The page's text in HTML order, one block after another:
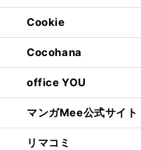
Cookie
Cocohana
office YOU
マンガMee公式サイト
リマコミ